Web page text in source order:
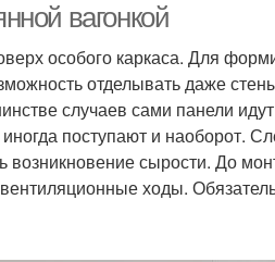
вагонкой
особого каркаса. Для
отделывать даже
случаев сами панели
поступают и наоборот.
сырости. До
ходы.